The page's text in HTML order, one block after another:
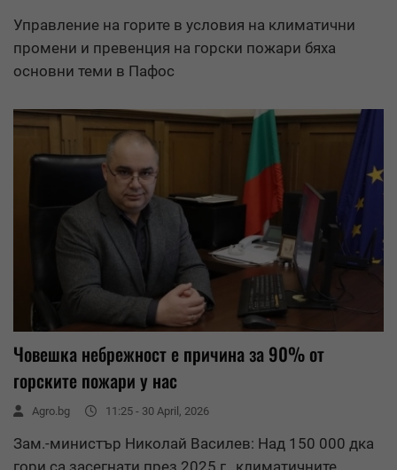
Управление на горите в условия на климатични
промени и превенция на горски пожари бяха
основни теми в Пафос
Човешка небрежност е причина за 90% от
горските пожари у нас
Agro.bg 11:25 - 30 April, 2026
Зам.-министър Николай Василев: Над 150 000 дка
гори са засегнати през 2025 г., климатичните